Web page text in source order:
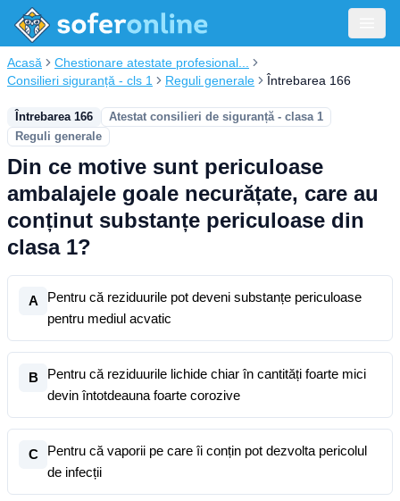
Acasă
Chestionare atestate profesional...
Consilieri siguranță - cls 1
Reguli generale Întrebarea 166
Întrebarea 166
Atestat consilieri de siguranță - clasa 1
Reguli generale
Din ce motive sunt periculoase
ambalajele goale necurățate, care au
conținut substanțe periculoase din
clasa 1?
A
Pentru că reziduurile pot deveni substanțe periculoase
pentru mediul acvatic
B
Pentru că reziduurile lichide chiar în cantități foarte mici
devin întotdeauna foarte corozive
C
Pentru că vaporii pe care îi conțin pot dezvolta pericolul
de infecții